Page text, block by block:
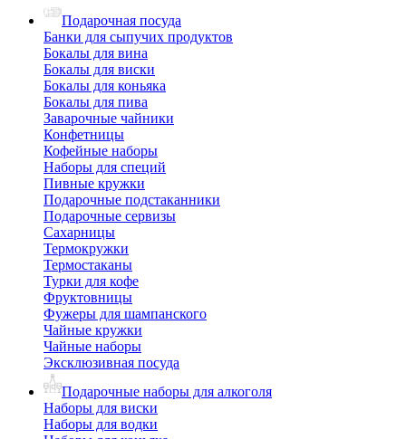
Подарочная посуда
Банки для сыпучих продуктов
Бокалы для вина
Бокалы для виски
Бокалы для коньяка
Бокалы для пива
Заварочные чайники
Конфетницы
Кофейные наборы
Наборы для специй
Пивные кружки
Подарочные подстаканники
Подарочные сервизы
Сахарницы
Термокружки
Термостаканы
Турки для кофе
Фруктовницы
Фужеры для шампанского
Чайные кружки
Чайные наборы
Эксклюзивная посуда
Подарочные наборы для алкоголя
Наборы для виски
Наборы для водки